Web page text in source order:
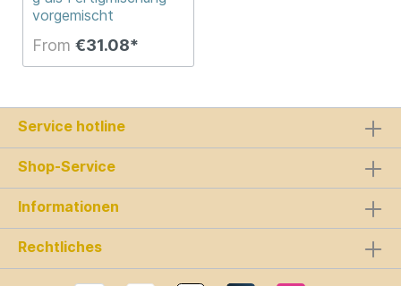
vorgemischt
From €31.08*
Service hotline
Shop-Service
Informationen
Rechtliches